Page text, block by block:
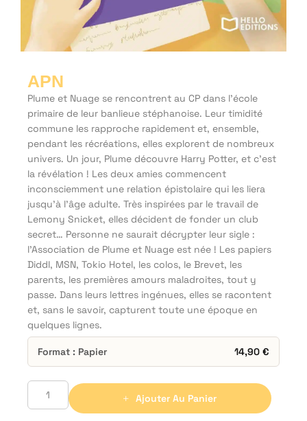
APN
Plume et Nuage se rencontrent au CP dans l’école
primaire de leur banlieue stéphanoise. Leur timidité
commune les rapproche rapidement et, ensemble,
pendant les récréations, elles explorent de nombreux
univers. Un jour, Plume découvre Harry Potter, et c’est
la révélation ! Les deux amies commencent
inconsciemment une relation épistolaire qui les liera
jusqu’à l’âge adulte. Très inspirées par le travail de
Lemony Snicket, elles décident de fonder un club
secret… Personne ne saurait décrypter leur sigle :
l’Association de Plume et Nuage est née ! Les papiers
Diddl, MSN, Tokio Hotel, les colos, le Brevet, les
parents, les premières amours maladroites, tout y
passe. Dans leurs lettres ingénues, elles se racontent
et, sans le savoir, capturent toute une époque en
quelques lignes.
Format : Papier 14,90 €
Ajouter Au Panier